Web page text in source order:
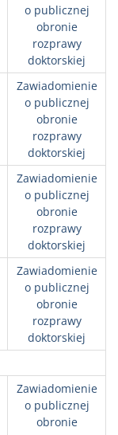
o publicznej
obronie
rozprawy
doktorskiej
Zawiadomienie
o publicznej
obronie
rozprawy
doktorskiej
Zawiadomienie
o publicznej
obronie
rozprawy
doktorskiej
Zawiadomienie
o publicznej
obronie
rozprawy
doktorskiej
Zawiadomienie
o publicznej
obronie